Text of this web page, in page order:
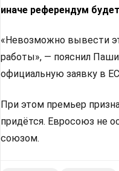
иначе референдум
«Невозможно вывести
работы», — пояснил
официальную заявку в
При этом премьер
придётся. Евросоюз не
союзом.